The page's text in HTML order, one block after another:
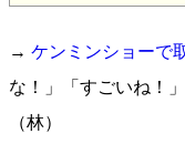
→ ケンミンショーで
な！」「すごいね！
（林）